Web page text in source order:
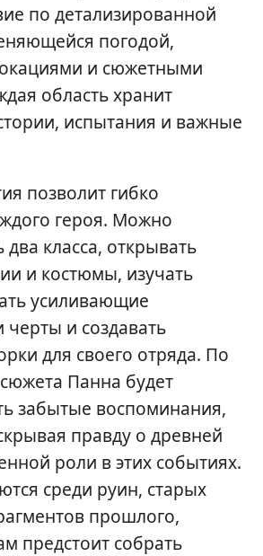
по детализированной
погодой,
и сюжетными
область хранит
испытания и важные
позволит гибко
героя. Можно
класса, открывать
и костюмы, изучать
усиливающие
черты и создавать
для своего отряда. По
Панна будет
забытые воспоминания,
правду о древней
роли в этих событиях.
среди руин, старых
прошлого,
предстоит собрать